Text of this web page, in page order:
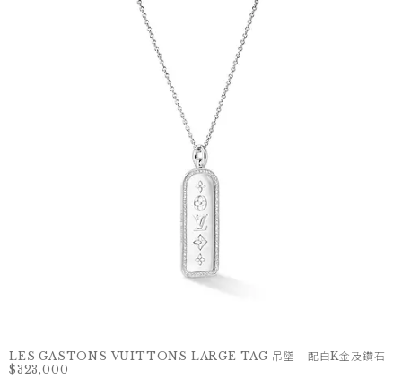
LES GASTONS VUITTONS LARGE TAG 吊墜 - 配白K金及鑽石
$323,000